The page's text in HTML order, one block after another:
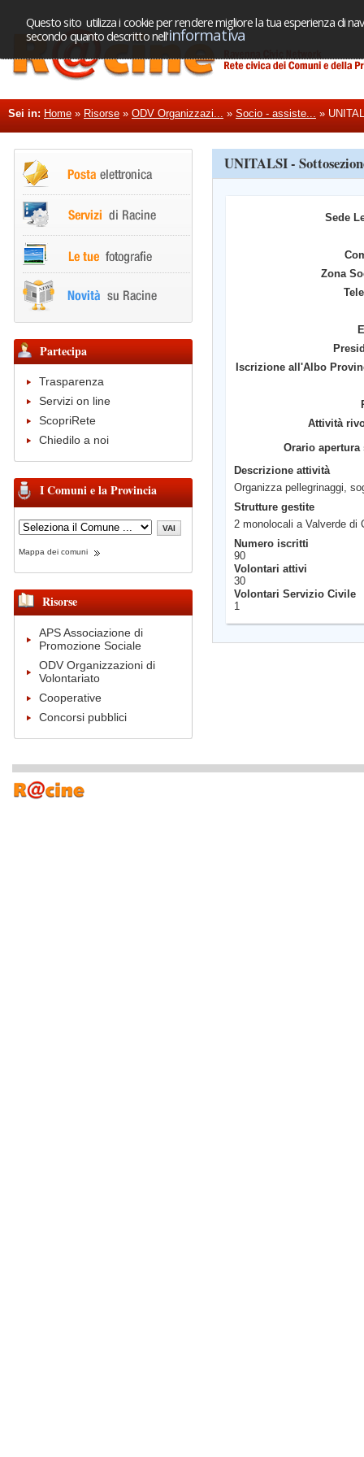
Questo sito utilizza i cookie per rendere migliore la tua esperienza di
secondo quanto descritto nell'informativa
Sei in: Home » Risorse » ODV Organizzazi... » Socio - assiste... »
Partecipa
Trasparenza
Servizi on line
ScopriRete
Chiedilo a noi
I Comuni e la Provincia
Mappa dei comuni
Risorse
APS Associazione di
Promozione Sociale
ODV Organizzazioni di
Volontariato
Cooperative
Concorsi pubblici
UNITALSI -
Sede
Zona
Iscrizione all'Albo
Attività
Orario apertura
Descrizione attività
Organizza pellegrinaggi,
Strutture gestite
2 monolocali a Valverde di
Numero iscritti
90
Volontari attivi
30
Volontari Servizio Civile
1